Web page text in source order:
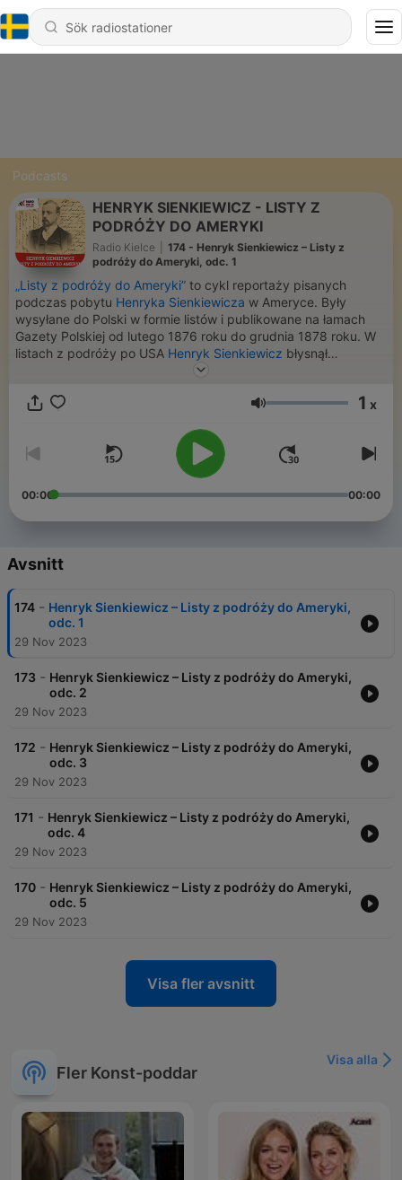
Podcasts
HENRYK SIENKIEWICZ - LISTY Z
PODRÓŻY DO AMERYKI
Radio Kielce
174 - Henryk Sienkiewicz – Listy z
podróży do Ameryki, odc. 1
„Listy z podróży do Ameryki” to cykl reportaży pisanych
podczas pobytu Henryka Sienkiewicza w Ameryce. Były
wysyłane do Polski w formie listów i publikowane na łamach
Gazety Polskiej od lutego 1876 roku do grudnia 1878 roku. W
listach z podróży po USA Henryk Sienkiewicz błysnął
olśniewającym talentem obserwatora i artysty. Zawarł w nich
dowcipne scenki z życia Amerykanów, próby szerokich syntez
„Listy z podróży do Ameryki”
literackim i bogatym zbiorem wiadomości o Ameryce Północnej
drugiej połowy XIX wieku. W formie książkowej zostały
opublikowane w 1880 roku.Czyta Mirosława Podwysocka.
Volym 1 x
00:00 00:00
Avsnitt
174 - Henryk Sienkiewicz – Listy z podróży do Ameryki,
odc. 1
29 Nov 2023
173 - Henryk Sienkiewicz – Listy z podróży do Ameryki,
odc. 2
29 Nov 2023
172 - Henryk Sienkiewicz – Listy z podróży do Ameryki,
odc. 3
29 Nov 2023
171 - Henryk Sienkiewicz – Listy z podróży do Ameryki,
odc. 4
29 Nov 2023
170 - Henryk Sienkiewicz – Listy z podróży do Ameryki,
odc. 5
29 Nov 2023
Visa fler avsnitt
Fler Konst-poddar
Visa alla